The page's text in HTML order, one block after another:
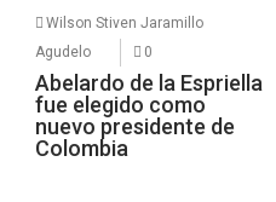
Wilson Stiven Jaramillo
Agudelo
0
Abelardo de la Espriella
fue elegido como
nuevo presidente de
Colombia